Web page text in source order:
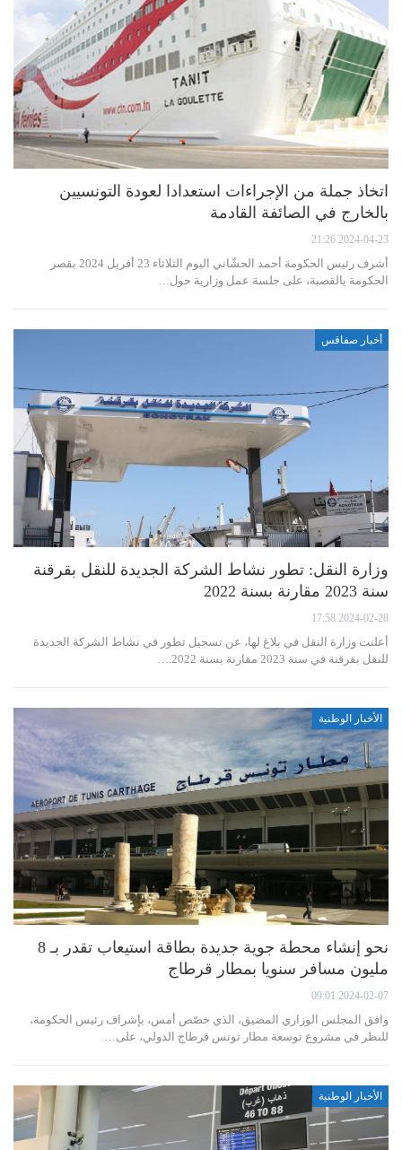
اتخاذ جملة من الإجراءات استعدادا لعودة التونسيين
بالخارج في الصائفة القادمة
2024-04-23 21:26
أشرف رئيس الحكومة أحمد الحشّاني اليوم الثلاثاء 23 أفريل 2024 بقصر
الحكومة بالقصبة، على جلسة عمل وزارية حول…
أخبار صفاقس
وزارة النقل: تطور نشاط الشركة الجديدة للنقل بقرقنة
سنة 2023 مقارنة بسنة 2022
2024-02-28 17:58
أعلنت وزارة النقل في بلاغ لها، عن تسجيل تطور في نشاط الشركة الجديدة
للنقل بقرقنة في سنة 2023 مقارنة بسنة 2022.…
الأخبار الوطنية
نحو إنشاء محطة جوية جديدة بطاقة استيعاب تقدر بـ 8
مليون مسافر سنويا بمطار قرطاج
2024-02-07 09:01
وافق المجلس الوزاري المضيق، الذي خصّص أمس، بإشراف رئيس الحكومة،
للنظر في مشروع توسعة مطار تونس قرطاج الدولي، على…
الأخبار الوطنية